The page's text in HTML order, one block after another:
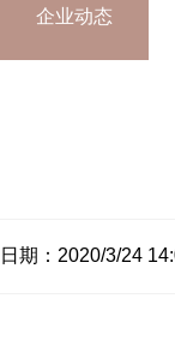
企业动态
日期：2020/3/24